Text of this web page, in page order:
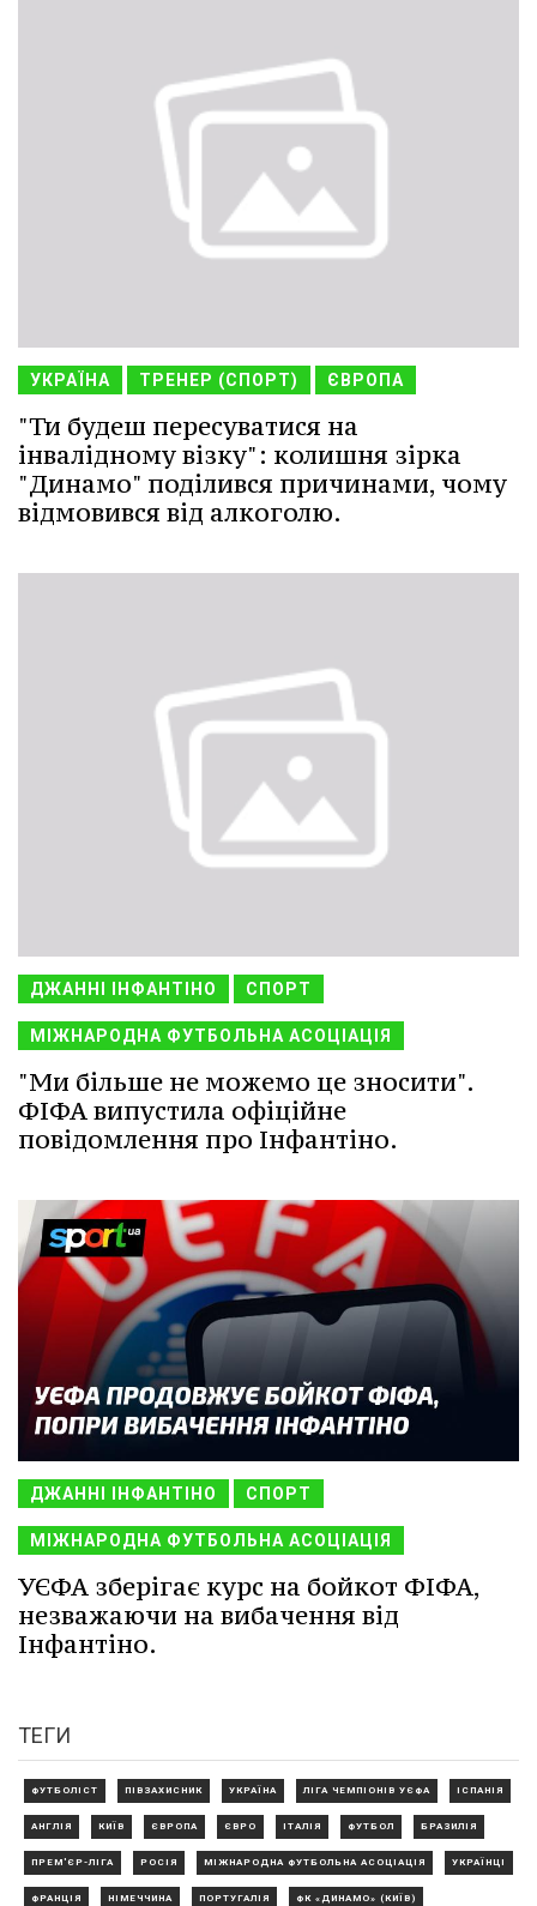
УКРАЇНА ТРЕНЕР (СПОРТ) ЄВРОПА
"Ти будеш пересуватися на
інвалідному візку": колишня зірка
"Динамо" поділився причинами, чому
відмовився від алкоголю.
ДЖАННІ ІНФАНТІНО СПОРТ
МІЖНАРОДНА ФУТБОЛЬНА АСОЦІАЦІЯ
"Ми більше не можемо це зносити".
ФІФА випустила офіційне
повідомлення про Інфантіно.
ДЖАННІ ІНФАНТІНО СПОРТ
МІЖНАРОДНА ФУТБОЛЬНА АСОЦІАЦІЯ
УЄФА зберігає курс на бойкот ФІФА,
незважаючи на вибачення від
Інфантіно.
ТЕГИ
ФУТБОЛІСТ ПІВЗАХИСНИК УКРАЇНА ЛІГА ЧЕМПІОНІВ УЄФА ІСПАНІЯ
АНГЛІЯ КИЇВ ЄВРОПА ЄВРО ІТАЛІЯ ФУТБОЛ БРАЗИЛІЯ
ПРЕМ'ЄР-ЛІГА РОСІЯ МІЖНАРОДНА ФУТБОЛЬНА АСОЦІАЦІЯ УКРАЇНЦІ
ФРАНЦІЯ НІМЕЧЧИНА ПОРТУГАЛІЯ ФК «ДИНАМО» (КИЇВ)